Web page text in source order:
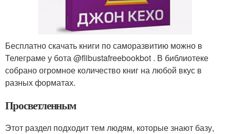
Бесплатно скачать книги по саморазвитию можно в
Телеграме у бота @flibustafreebookbot . В библиотеке
собрано огромное количество книг на любой вкус в
разных форматах.
Просветленным
Этот раздел подходит тем людям, которые знают базу,